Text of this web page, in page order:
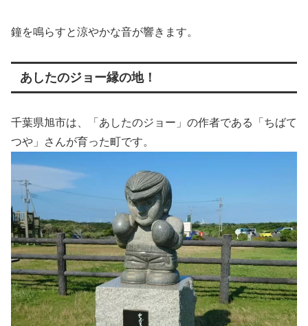
鐘を鳴らすと涼やかな音が響きます。
あしたのジョー縁の地！
千葉県旭市は、「あしたのジョー」の作者である「ちばて
つや」さんが育った町です。